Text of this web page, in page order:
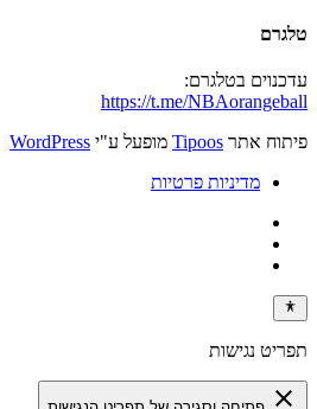
טלגרם
עדכנוים בטלגרם:
https://t.me/NBAorangeball
פיתוח אתר Tipoos מופעל ע"י WordPress
מדיניות פרטיות
תפריט נגישות
close